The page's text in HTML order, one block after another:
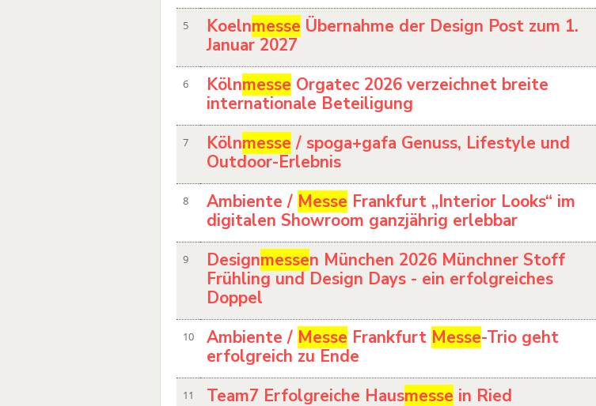
5 Koelnmesse Übernahme der Design Post zum 1.
Januar 2027
6 Kölnmesse Orgatec 2026 verzeichnet breite
internationale Beteiligung
7 Kölnmesse / spoga+gafa Genuss, Lifestyle und
Outdoor-Erlebnis
8 Ambiente / Messe Frankfurt „Interior Looks“ im
digitalen Showroom ganzjährig erlebbar
9 Designmessen München 2026 Münchner Stoff
Frühling und Design Days - ein erfolgreiches
Doppel
10 Ambiente / Messe Frankfurt Messe-Trio geht
erfolgreich zu Ende
11 Team7 Erfolgreiche Hausmesse in Ried